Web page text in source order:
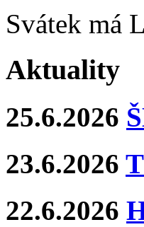
Svátek má
Aktuality
25.6.2026
23.6.2026
22.6.2026